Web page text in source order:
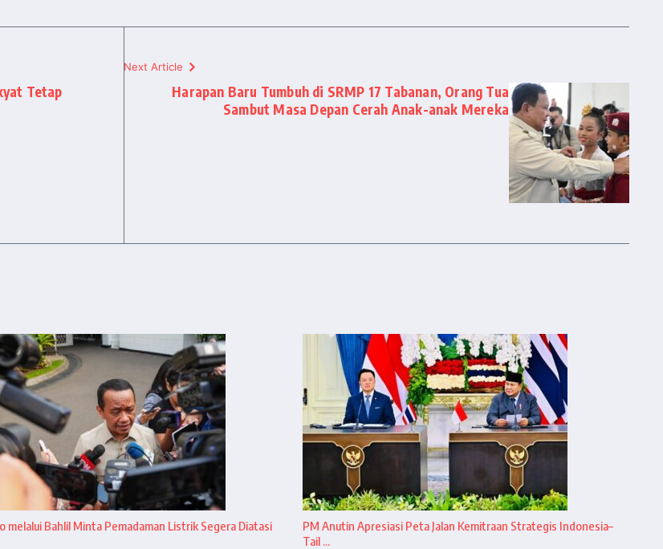
Tetap
Next Article
Harapan Baru Tumbuh di SRMP 17 Tabanan, Orang Tua
Sambut Masa Depan Cerah Anak-anak Mereka
melalui Bahlil Minta Pemadaman Listrik Segera Diatasi
PM Anutin Apresiasi Peta Jalan Kemitraan Strategis Indonesia–
Tail ...